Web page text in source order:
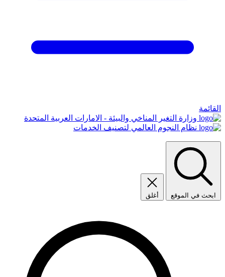
القائمة
وزارة التغير المناخي والبيئة - الامارات العربية المتحدة
نظام النجوم العالمي لتصنيف الخدمات
ابحث في الموقع أغلق